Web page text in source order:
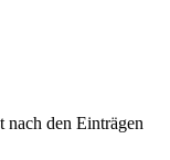
nach den Einträgen